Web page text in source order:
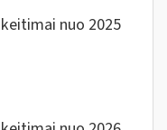
nuo 2025